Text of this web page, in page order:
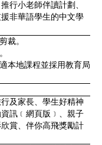
行小老師伴讀計劃、
非華語學生的中文學
裁。
本地課程並採用教育局
及家長、學生好精神
訊﹝網頁版﹞、親子
賞、伴你高飛獎勵計